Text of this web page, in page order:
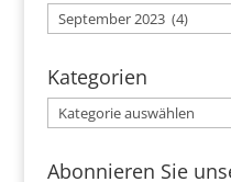
Archive
Kategorien
Kategorien
Abonnieren Sie